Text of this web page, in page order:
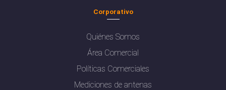
Corporativo
Quiénes Somos
Área Comercial
Políticas Comerciales
Mediciones de antenas